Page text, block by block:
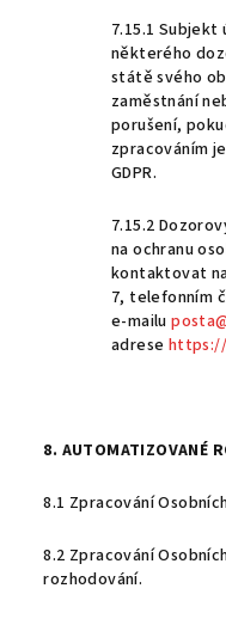
7.15.1
některého
státě svého
zaměstnání
porušení,
zpracováním
GDPR.
7.15.2
na ochranu
kontaktovat
7, telefonním
e-mailu
adrese
8. AUTOMATIZOVANÉ
8.1 Zpracování
8.2 Zpracování
rozhodování.